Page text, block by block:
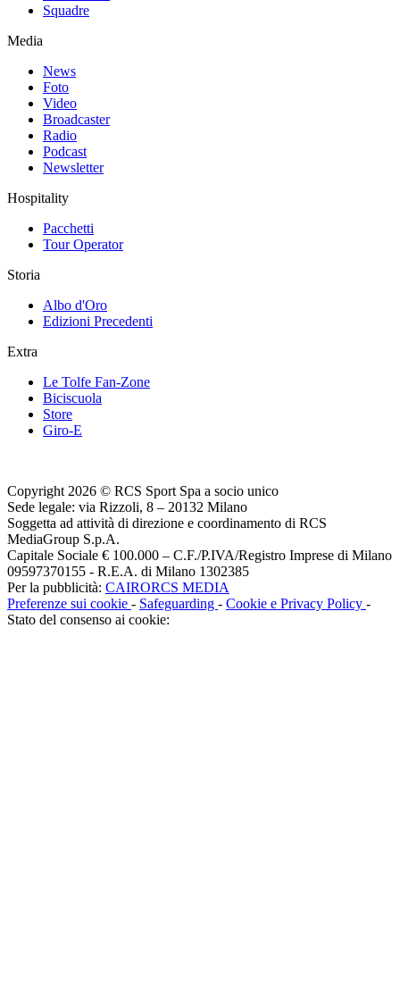
Squadre
Media
News
Foto
Video
Broadcaster
Radio
Podcast
Newsletter
Hospitality
Pacchetti
Tour Operator
Storia
Albo d'Oro
Edizioni Precedenti
Extra
Le Tolfe Fan-Zone
Biciscuola
Store
Giro-E
Copyright 2026 © RCS Sport Spa a socio unico
Sede legale: via Rizzoli, 8 – 20132 Milano
Soggetta ad attività di direzione e coordinamento di RCS
MediaGroup S.p.A.
Capitale Sociale € 100.000 – C.F./P.IVA/Registro Imprese di Milano
09597370155 - R.E.A. di Milano 1302385
Per la pubblicità: CAIRORCS MEDIA
Preferenze sui cookie - Safeguarding - Cookie e Privacy Policy -
Stato del consenso ai cookie: